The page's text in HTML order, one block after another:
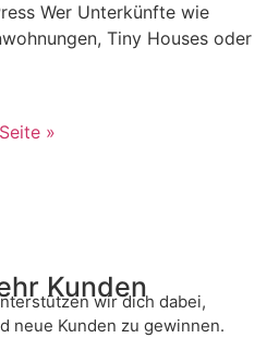
Wer Unterkünfte wie
Tiny Houses oder
»
Kunden
wir dich dabei,
neue Kunden zu gewinnen.